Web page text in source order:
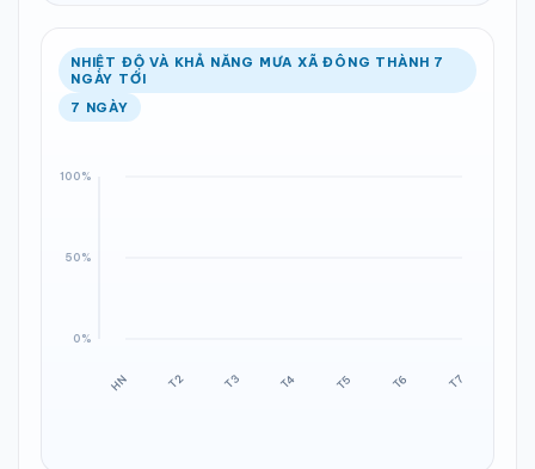
NHIỆT ĐỘ VÀ KHẢ NĂNG MƯA XÃ ĐÔNG THÀNH 7
NGÀY TỚI
7 NGÀY